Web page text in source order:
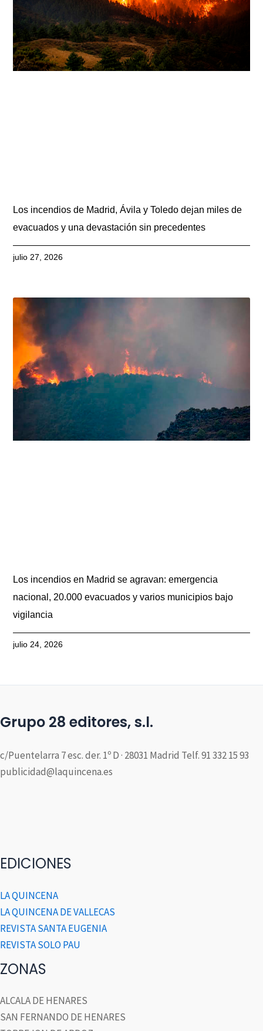
Los incendios de Madrid, Ávila y Toledo dejan miles de
evacuados y una devastación sin precedentes
julio 27, 2026
Los incendios en Madrid se agravan: emergencia
nacional, 20.000 evacuados y varios municipios bajo
vigilancia
julio 24, 2026
Grupo 28 editores, s.l.
c/Puentelarra 7 esc. der. 1º D · 28031 Madrid Telf. 91 332 15 93
publicidad@laquincena.es
EDICIONES
LA QUINCENA
LA QUINCENA DE VALLECAS
REVISTA SANTA EUGENIA
REVISTA SOLO PAU
ZONAS
ALCALA DE HENARES
SAN FERNANDO DE HENARES